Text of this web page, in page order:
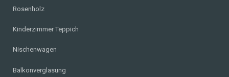
Rosenholz
Kinderzimmer Teppich
Nischenwagen
Balkonverglasung